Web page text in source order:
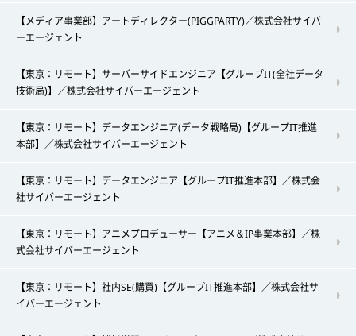
【メディア事業部】アートディレクター(PIGGPARTY)／株式会社サイバ
ーエージェント
【東京：リモート】サーバーサイドエンジニア【グループIT(全社データ
技術局)】／株式会社サイバーエージェント
【東京：リモート】データエンジニア(データ戦略局)【グループIT推進
本部】／株式会社サイバーエージェント
【東京：リモート】データエンジニア【グループIT推進本部】／株式会
社サイバーエージェント
【東京：リモート】アニメプロデューサー【アニメ＆IP事業本部】／株
式会社サイバーエージェント
【東京：リモート】社内SE(購買)【グループIT推進本部】／株式会社サ
イバーエージェント